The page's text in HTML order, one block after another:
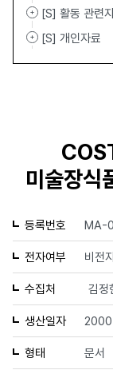
[S] 활동 관련
[S] 개인자료
미술장식
등록번호 MA-
전자여부 비전
수집처 김정
생산일자
형태 문서